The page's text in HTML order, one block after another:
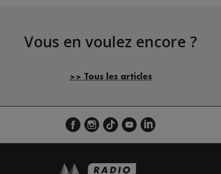
Vous en voulez encore ?
>> Tous les articles